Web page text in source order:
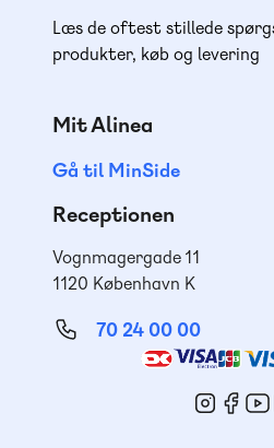
Læs de oftest stillede
produkter, køb og levering
Mit Alinea
Gå til MinSide
Receptionen
Vognmagergade 11
1120 København K
70 24 00 00